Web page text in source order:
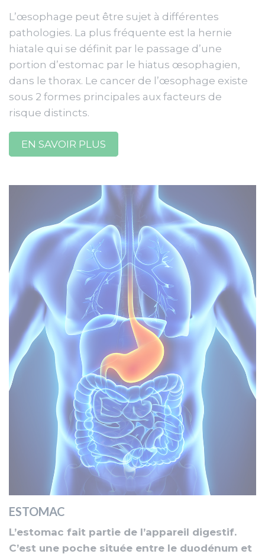
L’œsophage peut être sujet à différentes
pathologies. La plus fréquente est la hernie
hiatale qui se définit par le passage d’une
portion d’estomac par le hiatus œsophagien,
dans le thorax. Le cancer de l’œsophage existe
sous 2 formes principales aux facteurs de
risque distincts.
EN SAVOIR PLUS
ESTOMAC
L’estomac fait partie de l’appareil digestif.
C’est une poche située entre le duodénum et